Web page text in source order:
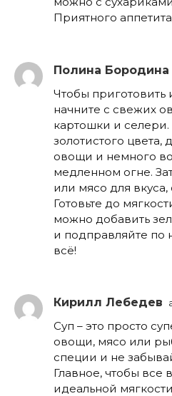
Приятного
Полина Бородина
Чтобы приготовить
начните с свежих
картошки и
золотистого цвета,
овощи и немного
медленном огне.
или мясо для
Готовьте до
можно добавить
и подправляйте по
всё!
Кирилл Лебедев
Суп – это просто
овощи, мясо или
специи и не
Главное, чтобы все
идеальной